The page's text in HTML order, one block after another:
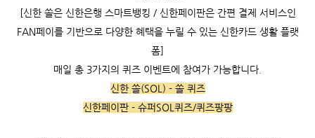
[신한 쏠은 신한은행 스마트뱅킹 / 신한페이판은 간편 결제 서비스인
FAN페이를 기반으로 다양한 혜택을 누릴 수 있는 신한카드 생활 플랫
폼]
매일 총 3가지의 퀴즈 이벤트에 참여가 가능합니다.
신한 쏠(SOL) - 쏠 퀴즈
신한페이판 - 슈퍼SOL퀴즈/퀴즈팡팡